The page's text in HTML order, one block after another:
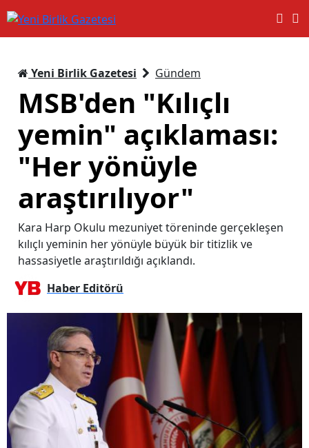
Yeni Birlik Gazetesi Gündem
MSB'den "Kılıçlı
yemin" açıklaması:
"Her yönüyle
araştırılıyor"
Kara Harp Okulu mezuniyet töreninde gerçekleşen
kılıçlı yeminin her yönüyle büyük bir titizlik ve
hassasiyetle araştırıldığı açıklandı.
Haber Editörü